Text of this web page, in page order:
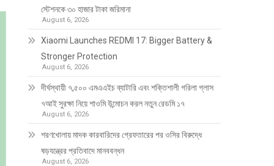
স্টেশনকে ৩০ হাজার টাকা জরিমানা
August 6, 2026
Xiaomi Launches REDMI 17: Bigger Battery &
Stronger Protection
August 6, 2026
দীর্ঘস্থায়ী ৭,৫০০ এমএএইচ ব্যাটারি এবং শক্তিশালী গরিলা গ্লাস
৭আই সুরক্ষা নিয়ে শাওমি উন্মোচন করল নতুন রেডমি ১৭
August 6, 2026
শরণখোলায় মাদক কারবারিদের গ্রেফতারের পর ওসির বিরুদ্ধে
ষড়যন্ত্রের প্রতিবাদে মানববন্ধন
August 6, 2026